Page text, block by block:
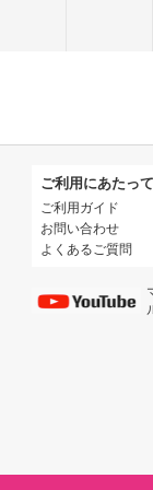
ご利用にあたって
ご利用ガイド
お問い合わせ
よくあるご質問